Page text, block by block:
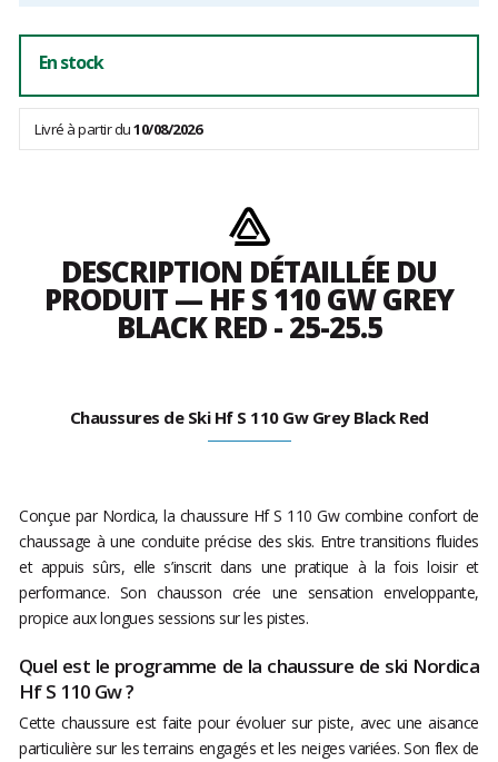
En stock
Livré à partir du10/08/2026
DESCRIPTION DÉTAILLÉE DU
PRODUIT — HF S 110 GW GREY
BLACK RED - 25-25.5
Chaussures de Ski Hf S 110 Gw Grey Black Red
Conçue par Nordica, la chaussure Hf S 110 Gw combine confort de
chaussage à une conduite précise des skis. Entre transitions fluides
et appuis sûrs, elle s’inscrit dans une pratique à la fois loisir et
performance. Son chausson crée une sensation enveloppante,
propice aux longues sessions sur les pistes.
Quel est le programme de la chaussure de ski Nordica
Hf S 110 Gw ?
Cette chaussure est faite pour évoluer sur piste, avec une aisance
particulière sur les terrains engagés et les neiges variées. Son flex de